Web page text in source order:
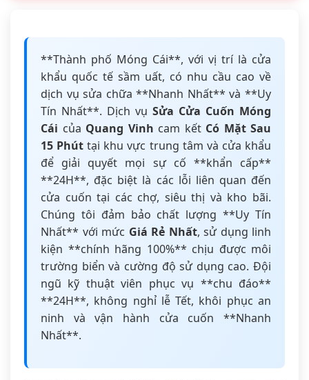
**Thành phố Móng Cái**, với vị trí là cửa
khẩu quốc tế sầm uất, có nhu cầu cao về
dịch vụ sửa chữa **Nhanh Nhất** và **Uy
Tín Nhất**. Dịch vụ Sửa Cửa Cuốn Móng
Cái của Quang Vinh cam kết Có Mặt Sau
15 Phút tại khu vực trung tâm và cửa khẩu
để giải quyết mọi sự cố **khẩn cấp**
**24H**, đặc biệt là các lỗi liên quan đến
cửa cuốn tại các chợ, siêu thị và kho bãi.
Chúng tôi đảm bảo chất lượng **Uy Tín
Nhất** với mức Giá Rẻ Nhất, sử dụng linh
kiện **chính hãng 100%** chịu được môi
trường biển và cường độ sử dụng cao. Đội
ngũ kỹ thuật viên phục vụ **chu đáo**
**24H**, không nghỉ lễ Tết, khôi phục an
ninh và vận hành cửa cuốn **Nhanh
Nhất**.